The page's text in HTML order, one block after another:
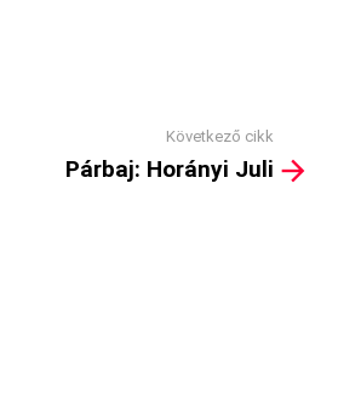
Következő cikk
Párbaj: Horányi Juli